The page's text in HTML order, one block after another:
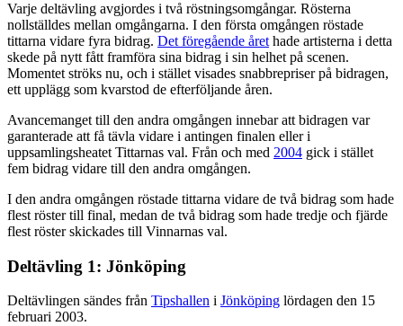
Varje deltävling avgjordes i två röstningsomgångar. Rösterna
nollställdes mellan omgångarna. I den första omgången röstade
tittarna vidare fyra bidrag. Det föregående året hade artisterna i detta
skede på nytt fått framföra sina bidrag i sin helhet på scenen.
Momentet ströks nu, och i stället visades snabbrepriser på bidragen,
ett upplägg som kvarstod de efterföljande åren.
Avancemanget till den andra omgången innebar att bidragen var
garanterade att få tävla vidare i antingen finalen eller i
uppsamlingsheatet Tittarnas val. Från och med 2004 gick i stället
fem bidrag vidare till den andra omgången.
I den andra omgången röstade tittarna vidare de två bidrag som hade
flest röster till final, medan de två bidrag som hade tredje och fjärde
flest röster skickades till Vinnarnas val.
Deltävling 1: Jönköping
Deltävlingen sändes från Tipshallen i Jönköping lördagen den 15
februari 2003.